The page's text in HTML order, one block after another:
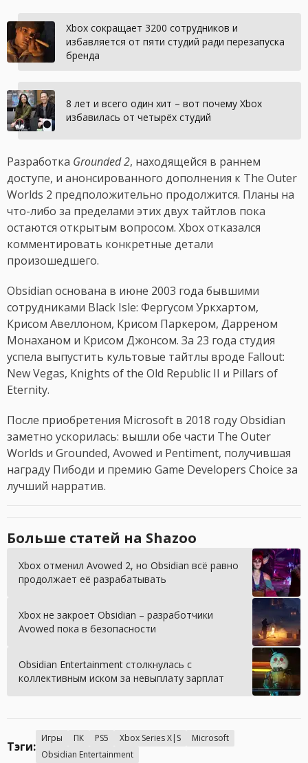
Xbox сокращает 3200 сотрудников и
избавляется от пяти студий ради перезапуска
бренда
8 лет и всего один хит – вот почему Xbox
избавилась от четырёх студий
Разработка Grounded 2, находящейся в раннем
доступе, и анонсированного дополнения к The Outer
Worlds 2 предположительно продолжится. Планы на
что-либо за пределами этих двух тайтлов пока
остаются открытым вопросом. Xbox отказался
комментировать конкретные детали
произошедшего.
Obsidian основана в июне 2003 года бывшими
сотрудниками Black Isle: Фергусом Уркхартом,
Крисом Авеллоном, Крисом Паркером, Дарреном
Монаханом и Крисом Джонсом. За 23 года студия
успела выпустить культовые тайтлы вроде Fallout:
New Vegas, Knights of the Old Republic II и Pillars of
Eternity.
После приобретения Microsoft в 2018 году Obsidian
заметно ускорилась: вышли обе части The Outer
Worlds и Grounded, Avowed и Pentiment, получившая
награду Пибоди и премию Game Developers Choice за
лучший нарратив.
Больше статей на Shazoo
Xbox отменил Avowed 2, но Obsidian всё равно
продолжает её разрабатывать
Xbox не закроет Obsidian – разработчики
Avowed пока в безопасности
Obsidian Entertainment столкнулась с
коллективным иском за невыплату зарплат
Тэги:
Игры ПК PS5 Xbox Series X|S
Microsoft
Obsidian Entertainment